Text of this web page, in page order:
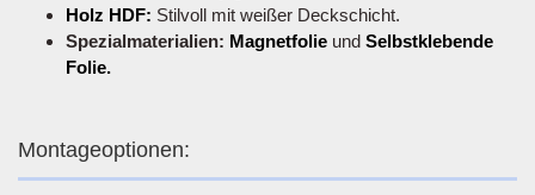
Holz HDF: Stilvoll mit weißer Deckschicht.
Spezialmaterialien: Magnetfolie und Selbstklebende
Folie.
Montageoptionen: